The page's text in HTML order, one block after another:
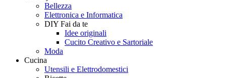
Bellezza
Elettronica e Informatica
DIY Fai da te
Idee originali
Cucito Creativo e Sartoriale
Moda
Cucina
Utensili e Elettrodomestici